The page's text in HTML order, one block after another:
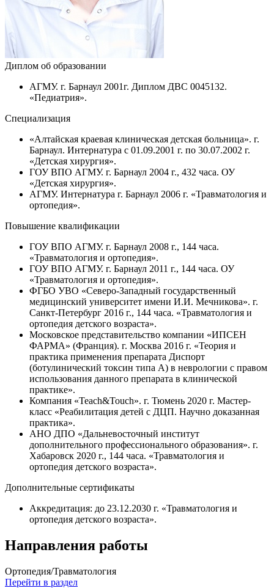
Диплом об образовании
АГМУ. г. Барнаул 2001г. Диплом ДВС 0045132.
«Педиатрия».
Специализация
«Алтайская краевая клиническая детская больница». г.
Барнаул. Интернатура с 01.09.2001 г. по 30.07.2002 г.
«Детская хирургия».
ГОУ ВПО АГМУ. г. Барнаул 2004 г., 432 часа. ОУ
«Детская хирургия».
АГМУ. Интернатура г. Барнаул 2006 г. «Травматология и
ортопедия».
Повышение квалификации
ГОУ ВПО АГМУ. г. Барнаул 2008 г., 144 часа.
«Травматология и ортопедия».
ГОУ ВПО АГМУ. г. Барнаул 2011 г., 144 часа. ОУ
«Травматология и ортопедия».
ФГБО УВО «Северо-Западный государственный
медицинский университет имени И.И. Мечникова». г.
Санкт-Петербург 2016 г., 144 часа. «Травматология и
ортопедия детского возраста».
Московское представительство компании «ИПСЕН
ФАРМА» (Франция). г. Москва 2016 г. «Теория и
практика применения препарата Диспорт
(ботулинический токсин типа А) в неврологии с правом
использования данного препарата в клинической
практике».
Компания «Teach&Touch». г. Тюмень 2020 г. Мастер-
класс «Реабилитация детей с ДЦП. Научно доказанная
практика».
АНО ДПО «Дальневосточный институт
дополнительного профессионального образования». г.
Хабаровск 2020 г., 144 часа. «Травматология и
ортопедия детского возраста».
Дополнительные сертификаты
Аккредитация: до 23.12.2030 г. «Травматология и
ортопедия детского возраста».
Направления работы
Ортопедия/Травматология
Перейти в раздел